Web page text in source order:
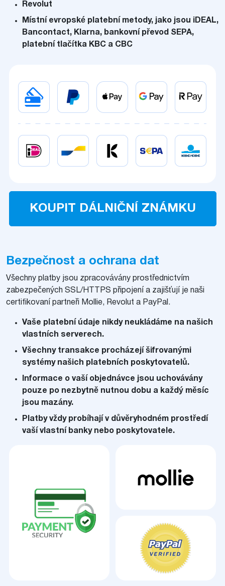
Revolut
Místní evropské platební metody, jako jsou iDEAL,
Bancontact, Klarna, bankovní převod SEPA,
platební tlačítka KBC a CBC
KOUPIT DÁLNIČNÍ ZNÁMKU
Bezpečnost a ochrana dat
Všechny platby jsou zpracovávány prostřednictvím
zabezpečených SSL/HTTPS připojení a zajišťují je naši
certifikovaní partneři Mollie, Revolut a PayPal.
Vaše platební údaje nikdy neukládáme na našich
vlastních serverech.
Všechny transakce procházejí šifrovanými
systémy našich platebních poskytovatelů.
Informace o vaší objednávce jsou uchovávány
pouze po nezbytně nutnou dobu a každý měsíc
jsou mazány.
Platby vždy probíhají v důvěryhodném prostředí
vaší vlastní banky nebo poskytovatele.